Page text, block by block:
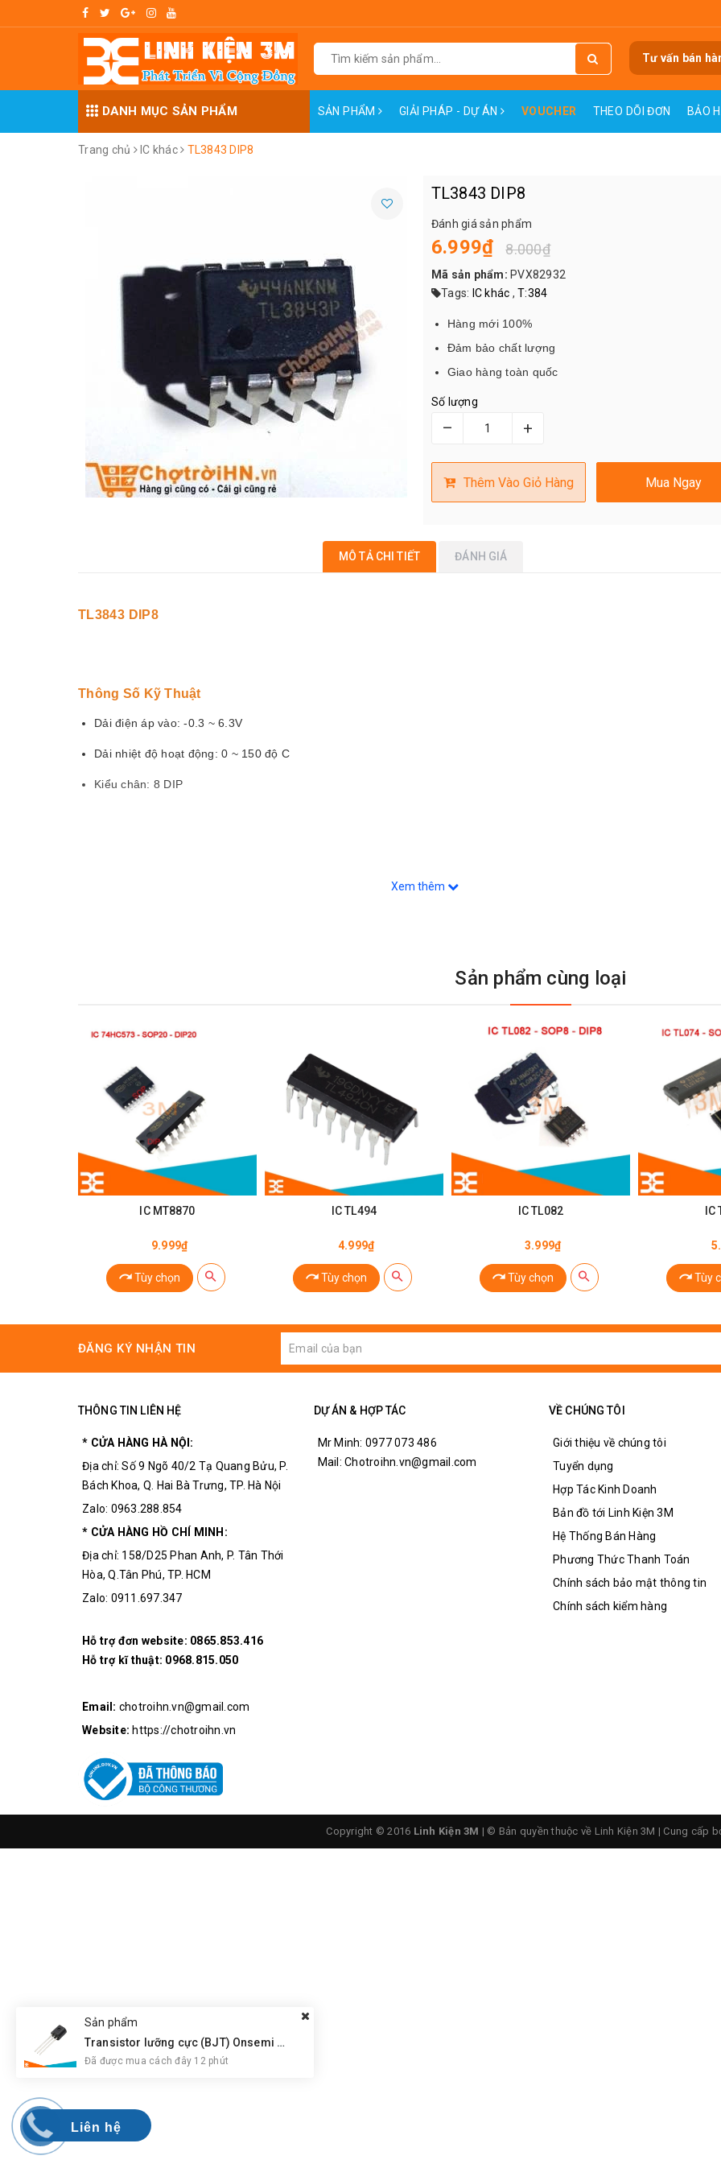
Tư vấn bán
DANH MỤC SẢN PHẨM SẢN PHẨM GIẢI PHÁP - DỰ ÁN VOUCHER THEO DÕI ĐƠN BẢO
Trang chủ IC khác TL3843 DIP8
TL3843 DIP8
Đánh giá sản phẩm
6.999₫ 8.000₫
Mã sản phẩm: PVX82932
Tags: IC khác , T:384
Hàng mới 100%
Đảm bảo chất lượng
Giao hàng toàn quốc
Số lượng
– +
Thêm Vào Giỏ Hàng Mua Ngay
MÔ TẢ CHI TIẾT ĐÁNH GIÁ
TL3843 DIP8
Thông Số Kỹ Thuật
Dải điện áp vào: -0.3 ~ 6.3V
Dải nhiệt độ hoạt động: 0 ~ 150 độ C
Kiểu chân: 8 DIP
Xem thêm
Sản phẩm cùng loại
IC MT8870
9.999₫
Tùy chọn
IC TL494
4.999₫
Tùy chọn
IC TL082
3.999₫
Tùy chọn
IC
Tùy
ĐĂNG KÝ NHẬN TIN
THÔNG TIN LIÊN HỆ
* CỬA HÀNG HÀ NỘI:
Địa chỉ: Số 9 Ngõ 40/2 Tạ Quang Bửu, P.
Bách Khoa, Q. Hai Bà Trưng, TP. Hà Nội
Zalo: 0963.288.854
* CỬA HÀNG HỒ CHÍ MINH:
Địa chỉ: 158/D25 Phan Anh, P. Tân Thới
Hòa, Q.Tân Phú, TP. HCM
Zalo: 0911.697.347
Hỗ trợ đơn website: 0865.853.416
Hỗ trợ kĩ thuật: 0968.815.050
Email: chotroihn.vn@gmail.com
Website: https://chotroihn.vn
DỰ ÁN & HỢP TÁC
Mr Minh: 0977 073 486
Mail: Chotroihn.vn@gmail.com
VỀ CHÚNG TÔI
Giới thiệu về chúng tôi
Tuyển dụng
Hợp Tác Kinh Doanh
Bản đồ tới Linh Kiện 3M
Hệ Thống Bán Hàng
Phương Thức Thanh Toán
Chính sách bảo mật thông tin
Chính sách kiểm hàng
Copyright © 2016 Linh Kiện 3M | © Bản quyền thuộc về Linh Kiện 3M | Cung cấp
Sản phẩm
Transistor lưỡng cực (BJT) Onsemi BC547CBU NPN
Đã được mua cách đây 12 phút
Liên hệ